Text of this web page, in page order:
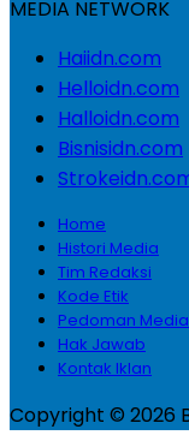
MEDIA NETWORK
Haiidn.com
Helloidn.com
Halloidn.com
Bisnisidn.com
Home
Histori Media
Tim Redaksi
Kode Etik
Pedoman Media
Hak Jawab
Kontak Iklan
Copyright © 2026